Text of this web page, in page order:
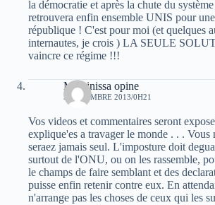
la démocratie et après la chute du
retrouvera enfin ensemble UNIS pour
république ! C'est pour moi (et quelques
internautes, je crois ) LA SEULE
vaincre ce régime !!!
Massinissa opine
5 DÉCEMBRE 2013/0H21
Vos videos et commentaires seront
explique'es a travager le monde . . . Vous
seraez jamais seul. L'imposture doit
surtout de l'ONU, ou on les rassemble,
le champs de faire semblant et des
puisse enfin retenir contre eux. En
n'arrange pas les choses de ceux qui les